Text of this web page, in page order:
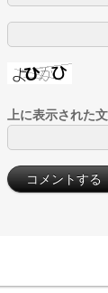
上に表示された